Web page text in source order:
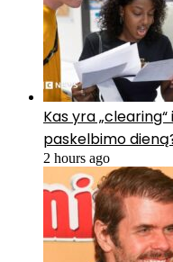
Kas yra
paskelbimo
2 hours ago